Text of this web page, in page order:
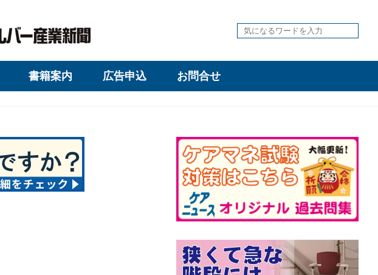
書籍案内 広告申込 お問合せ